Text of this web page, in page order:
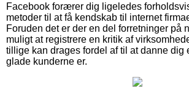
Facebook forærer dig ligeledes
metoder til at få kendskab til internet
Foruden det er der en del forretninger på
muligt at registrere en kritik af
tillige kan drages fordel af til at danne dig
glade kunderne er.